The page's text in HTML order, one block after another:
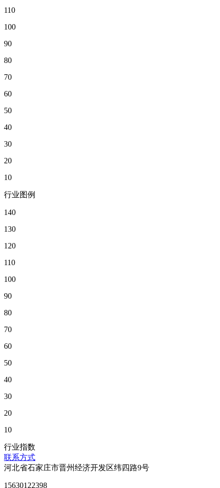
110
100
90
80
70
60
50
40
30
20
10
行业图例
140
130
120
110
100
90
80
70
60
50
40
30
20
10
行业指数
联系方式
河北省石家庄市晋州经济开发区纬四路9号
15630122398